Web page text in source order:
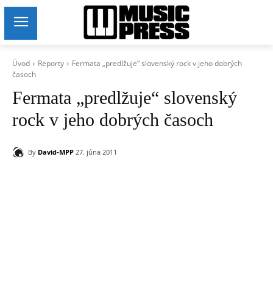
Úvod Reporty
Fermata „predlžuje“ slovenský rock v jeho dobrých
časoch
Fermata „predlžuje“ slovenský
rock v jeho dobrých časoch
By David-MPP 27. júna 2011